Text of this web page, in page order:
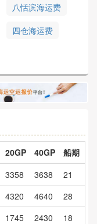
八恬滨海运费
四仓海运费
20GP 40GP
船期
3358 3638
21
4320 4640
28
1745 2430
18